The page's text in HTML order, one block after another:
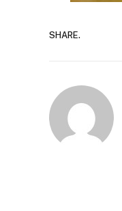
SHARE.